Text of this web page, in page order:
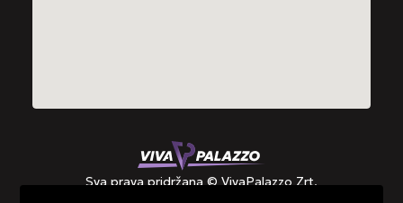
Sva prava pridržana © VivaPalazzo Zrt.